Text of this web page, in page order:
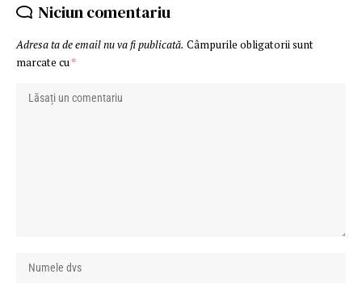
Niciun comentariu
Adresa ta de email nu va fi publicată. Câmpurile obligatorii sunt
marcate cu*